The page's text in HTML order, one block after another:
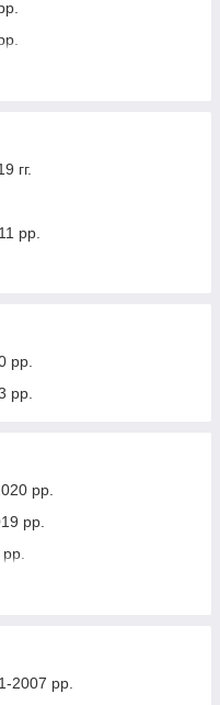
2001 гг.
рр.
рр.
рр.
рр.
CV36) 2006-2015 гг.
2019 рр.
рр.
гг.
рр.
рр.
рр.
рр.
рр.
рр.
рр.
рр.
2007 рр.